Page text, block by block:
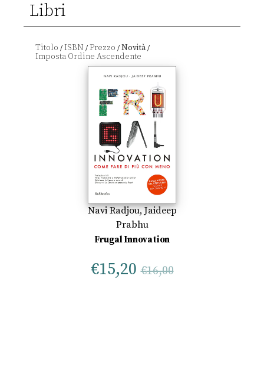
Libri
Titolo /ISBN /Prezzo /Novità/
Navi Radjou,Jaideep
Prabhu
Frugal Innovation
€15,20 €16,00